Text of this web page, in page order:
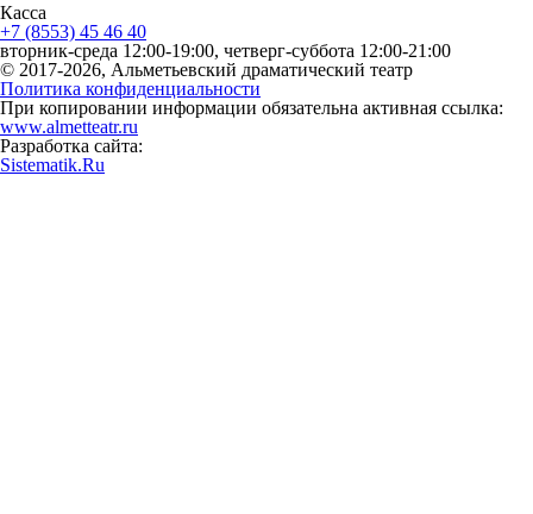
Касса
+7 (8553) 45 46 40
вторник-среда 12:00-19:00, четверг-суббота 12:00-21:00
© 2017-2026, Альметьевский драматический театр
Политика конфиденциальности
При копировании информации обязательна активная ссылка:
www.almetteatr.ru
Разработка сайта:
Sistematik.Ru